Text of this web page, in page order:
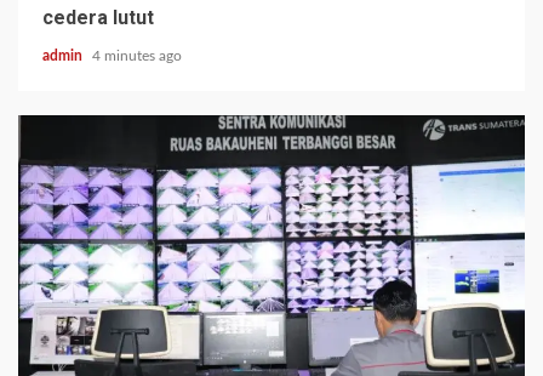
cedera lutut
admin 4 minutes ago